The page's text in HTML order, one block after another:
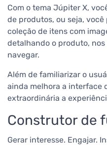
Com o tema Júpiter X,
de produtos, ou seja,
coleção de itens com
detalhando o produto,
navegar.
Além de familiarizar o
ainda melhora a interface
extraordinária a
Construtor de
Gerar interesse. Engajar.